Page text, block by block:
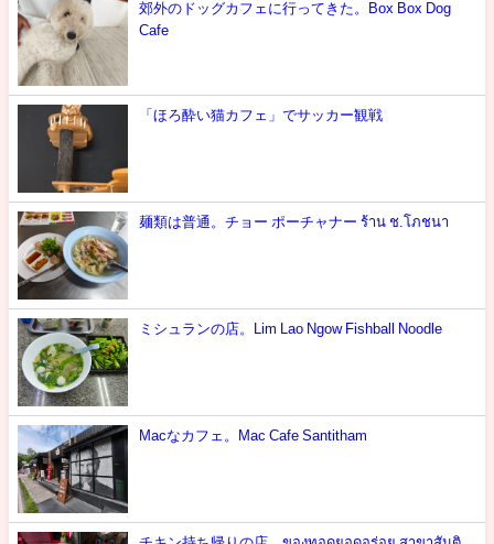
郊外のドッグカフェに行ってきた。Box Box Dog
Cafe
「ほろ酔い猫カフェ」でサッカー観戦
麺類は普通。チョー ポーチャナー ร้าน ช.โภชนา
ミシュランの店。Lim Lao Ngow Fishball Noodle
Macなカフェ。Mac Cafe Santitham